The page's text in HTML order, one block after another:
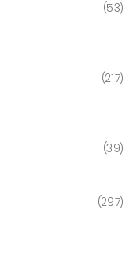
53
217
39
297